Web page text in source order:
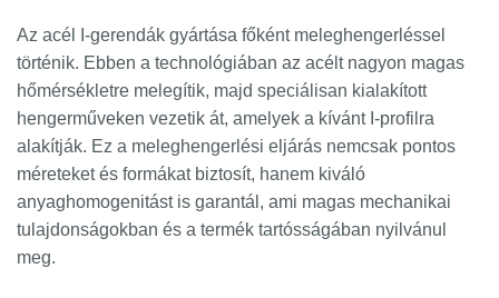
Az acél I-gerendák gyártása főként meleghengerléssel
történik. Ebben a technológiában az acélt nagyon magas
hőmérsékletre melegítik, majd speciálisan kialakított
hengerműveken vezetik át, amelyek a kívánt I-profilra
alakítják. Ez a meleghengerlési eljárás nemcsak pontos
méreteket és formákat biztosít, hanem kiváló
anyaghomogenitást is garantál, ami magas mechanikai
tulajdonságokban és a termék tartósságában nyilvánul
meg.